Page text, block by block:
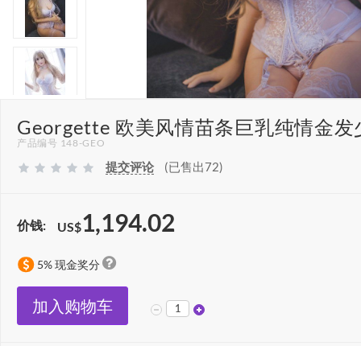
Georgette 欧美风情苗条巨乳纯情金
产品编号 148-GEO
提交评论 (已售出72)
价钱: US$1,194.02
5% 现金奖分
加入购物车